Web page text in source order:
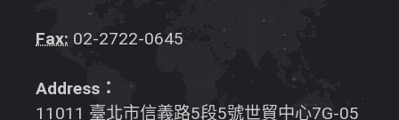
Fax: 02-2722-0645
Address：
11011 臺北市信義路5段5號世貿中心7G-05